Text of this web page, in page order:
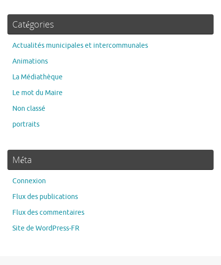
Catégories
Actualités municipales et intercommunales
Animations
La Médiathèque
Le mot du Maire
Non classé
portraits
Méta
Connexion
Flux des publications
Flux des commentaires
Site de WordPress-FR